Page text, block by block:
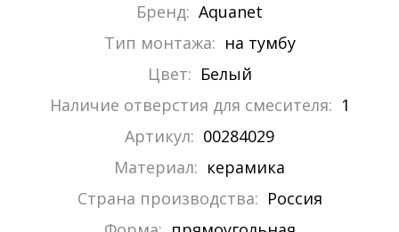
Бренд: Aquanet
Тип монтажа: на тумбу
Цвет: Белый
Наличие отверстия для смесителя: 1
Артикул: 00284029
Материал: керамика
Страна производства: Россия